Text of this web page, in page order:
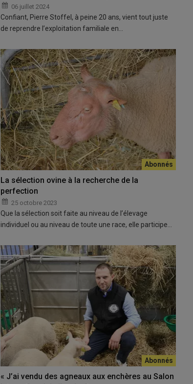
06 juillet 2024
Confiant, Pierre Stoffel, à peine 20 ans, vient tout juste
de reprendre l’exploitation familiale en…
La sélection ovine à la recherche de la
perfection
25 octobre 2023
Que la sélection soit faite au niveau de l’élevage
individuel ou au niveau de toute une race, elle participe…
« J’ai vendu des agneaux aux enchères au Salon